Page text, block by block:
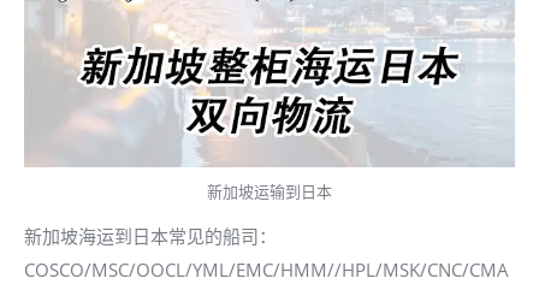
新加坡运输到日本
新加坡海运到日本常见的船司：
COSCO/MSC/OOCL/YML/EMC/HMM//HPL/MSK/CNC/CMA